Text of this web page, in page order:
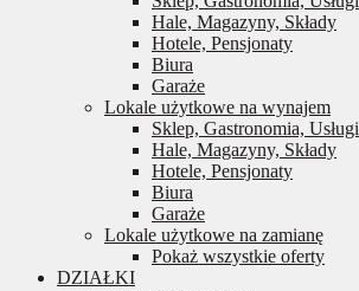
Hale, Magazyny, Składy
Hotele, Pensjonaty
Biura
Garaże
Lokale użytkowe na wynajem
Sklep, Gastronomia, Usługi
Hale, Magazyny, Składy
Hotele, Pensjonaty
Biura
Garaże
Lokale użytkowe na zamianę
Pokaż wszystkie oferty
DZIAŁKI